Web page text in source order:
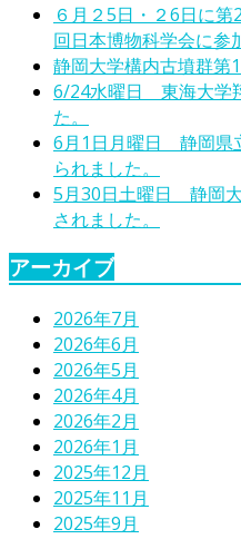
６月２5日・２6日に
回日本博物科学会に参
静岡大学構内古墳群第
6/24水曜日 東海大学
た。
6月1日月曜日 静岡県
られました。
5月30日土曜日 静岡
されました。
アーカイブ
2026年7月
2026年6月
2026年5月
2026年4月
2026年2月
2026年1月
2025年12月
2025年11月
2025年9月